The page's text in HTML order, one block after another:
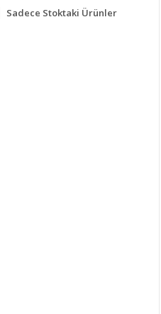
Sadece Stoktaki Ürünler